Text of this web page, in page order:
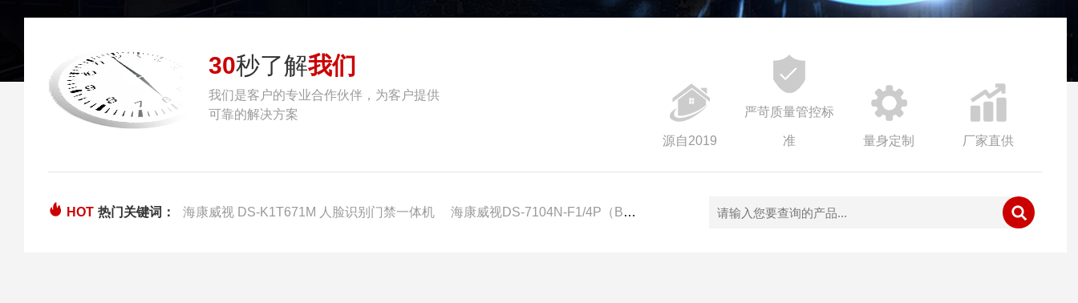
30秒了解我们
我们是客户的专业合作伙伴，为客户提供
可靠的解决方案
源自2019
严苛质量管控标
准 量身定制 厂家直供
HOT 热门关键词： 海康威视 DS-K1T671M 人脸识别门禁一体机 海康威视DS-7104N-F1/4P（B） 4路POE录像机 海康威视DS-7108N-F1/8P（B） 8路POE录像机 大华